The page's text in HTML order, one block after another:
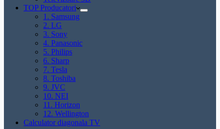
TOP Producatori
1. Samsung
2. LG
3. Sony
4. Panasonic
5. Philips
6. Sharp
7. Tesla
8. Toshiba
9. JVC
10. NEI
11. Horizon
12. Wellington
Calculator diagonala TV